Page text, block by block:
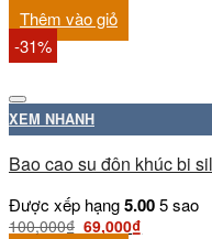
Thêm vào giỏ
-31%
XEM NHANH
Bao cao su đôn khúc bi
Được xếp hạng5.005 sao
100,000₫ 69,000₫